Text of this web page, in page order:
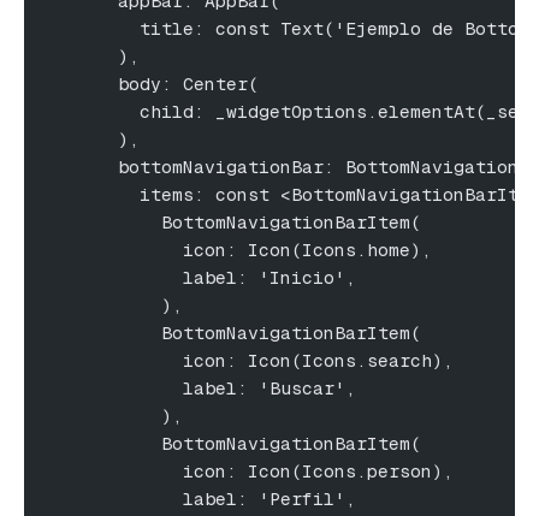
title: const Text('Ejemplo de
      ),
      body: Center(
child:
      ),
bottomNavigationBar:
items: const
          BottomNavigationBarItem(
            icon: Icon(Icons.home),
            label: 'Inicio',
          ),
          BottomNavigationBarItem(
            icon: Icon(Icons.search),
            label: 'Buscar',
          ),
          BottomNavigationBarItem(
            icon: Icon(Icons.person),
            label: 'Perfil',